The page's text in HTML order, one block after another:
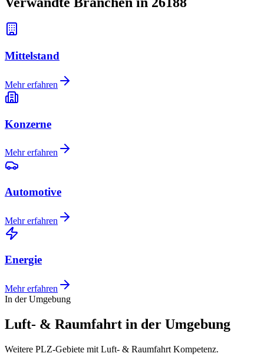
Mittelstand
Mehr erfahren
Konzerne
Mehr erfahren
Automotive
Mehr erfahren
Energie
Mehr erfahren
In der Umgebung
Luft- & Raumfahrt in der Umgebung
Weitere PLZ-Gebiete mit Luft- & Raumfahrt Kompetenz.